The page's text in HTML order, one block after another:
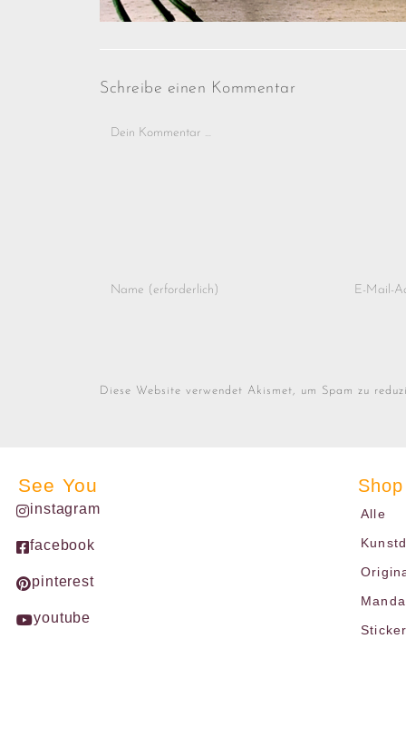
Schreibe einen Kommentar
Diese Website verwendet Akismet, um Spam zu
See You
instagram
facebook
pinterest
youtube
Shop
Alle